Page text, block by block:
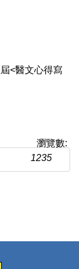
<醫文心得寫
瀏覽數:
1235